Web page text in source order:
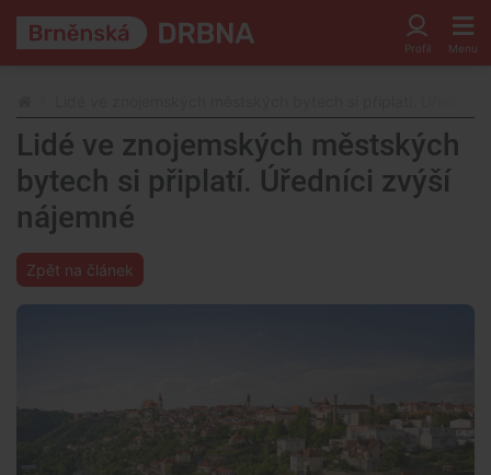
Lidé ve znojemských městských
bytech si připlatí. Úředníci zvýší
nájemné
Zpět na článek